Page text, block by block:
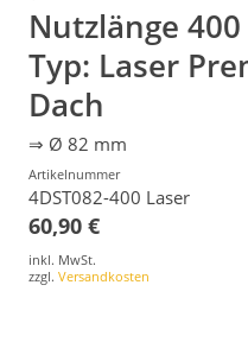
Nutzlänge
Typ: Laser
Dach
⇒ Ø 82 mm
Artikelnummer
4DST082-400 Laser
60,90 €
inkl. MwSt.
zzgl. Versandkosten